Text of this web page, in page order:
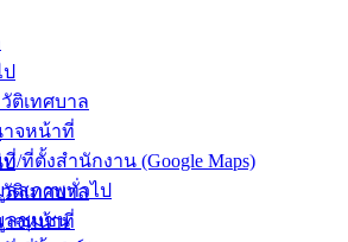
ติเทศบาล
จหน้าที่
/ที่ตั้งสำนักงาน (Google Maps)
สภาพทั่วไป
ลชุมชน
ป
ติเทศบาล
จหน้าที่
าคา ซื้อวัสดุคอมพิวเตอร์
พฤศจิกายน 17, 2023
ผู้ชนะ